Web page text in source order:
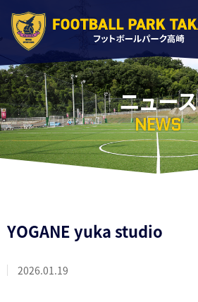
ニュース
NEWS
YOGANE yuka studio
2026.01.19